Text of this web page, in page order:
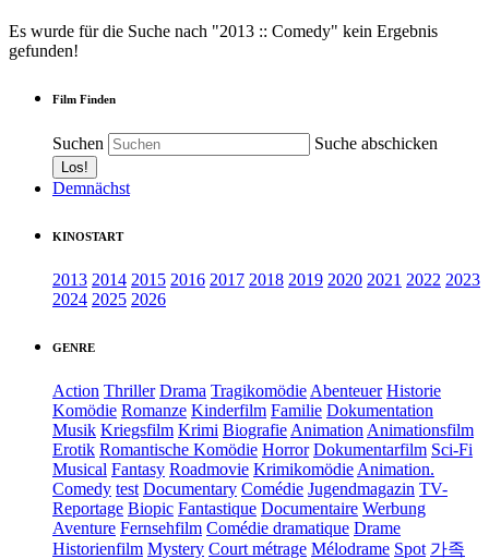
Es wurde für die Suche nach "2013 :: Comedy" kein Ergebnis
gefunden!
Film Finden
Suchen Suche abschicken
Demnächst
KINOSTART
2013 2014 2015 2016 2017 2018 2019 2020 2021 2022 2023
2024 2025 2026
GENRE
Action Thriller Drama Tragikomödie Abenteuer Historie
Komödie Romanze Kinderfilm Familie Dokumentation
Musik Kriegsfilm Krimi Biografie Animation Animationsfilm
Erotik Romantische Komödie Horror Dokumentarfilm Sci-Fi
Musical Fantasy Roadmovie Krimikomödie Animation.
Comedy test Documentary Comédie Jugendmagazin TV-
Reportage Biopic Fantastique Documentaire Werbung
Aventure Fernsehfilm Comédie dramatique Drame
Historienfilm Mystery Court métrage Mélodrame Spot 가족